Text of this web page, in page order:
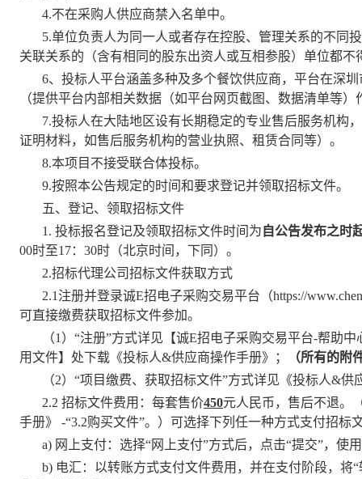
4.不在采购人供应商禁入名单中。
5.单位负责人为同一人或者存在控股、管理关系的不同
关联关系的（含有相同的股东出资人或互相参股）单位都不
6、投标人平台涵盖多种及多个餐饮供应商，平台在深
（提供平台内部相关数据（如平台网页截图、数据清单等）
7.投标人在大陆地区设有长期稳定的专业售后服务机构
证明材料，如售后服务机构的营业执照、租赁合同等）。
8.本项目不接受联合体投标。
9.按照本公告规定的时间和要求登记并领取招标文件。
五、登记、领取招标文件
1. 投标报名登记及领取招标文件时间为 自公告发布之时
00时至17：30时（北京时间，下同）。
2.招标代理公司招标文件获取方式
2.1 注册并登录诚E招电子采购交易平台（https://
可直接缴费获取招标文件参加。
（1）“注册”方式详见【诚E招电子采购交易平台-帮助
用文件】处下载《投标人&供应商操作手册》；
（所有的附
（2）“项目缴费、获取招标文件”方式详见《投标人&供
2.2 招标文件费用：每套售价450元人民币，售后不退。
手册》 -“3.2购买文件”。）可选择下列任一种方式支付招标
a) 网上支付：选择“网上支付”方式后，点击“提交”，使
b) 电汇：以转账方式支付文件费用，并在支付阶段，将